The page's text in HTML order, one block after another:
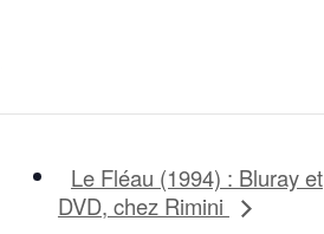
Le Fléau (1994) : Bluray et
DVD, chez Rimini